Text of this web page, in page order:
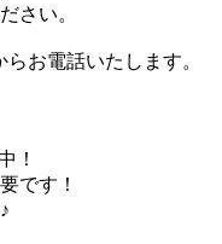
さい。
お電話いたします。
！
です！